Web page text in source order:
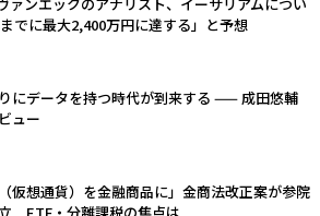
でに最大2,400万円に達する」と予想
にデータを持つ時代が到来する —— 成田悠輔
ュー
（仮想通貨）を金融商品に」金商法改正案が参院
ETF・分離課税の焦点は